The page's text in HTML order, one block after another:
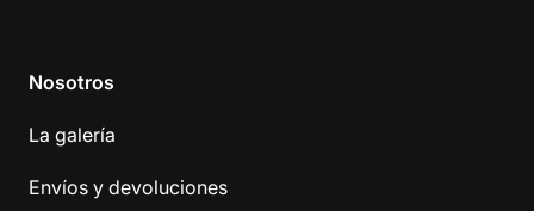
Nosotros
La galería
Envíos y devoluciones